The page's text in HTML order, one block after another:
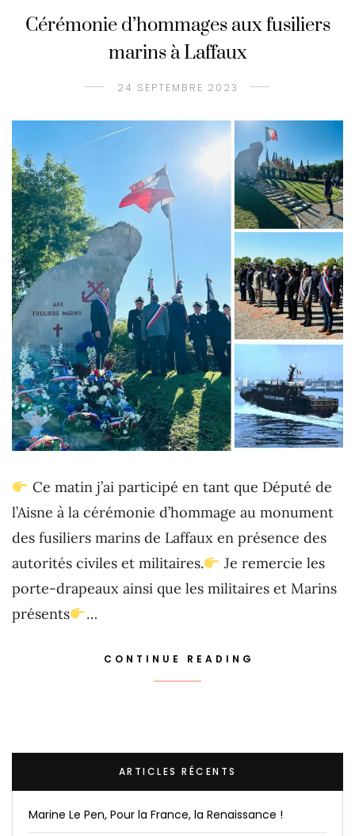
Cérémonie d’hommages aux fusiliers
marins à Laffaux
24 SEPTEMBRE 2023
Ce matin j’ai participé en tant que Député de
l’Aisne à la cérémonie d’hommage au monument
des fusiliers marins de Laffaux en présence des
autorités civiles et militaires.
Je remercie les
porte-drapeaux ainsi que les militaires et Marins
présents
…
CONTINUE READING
ARTICLES RÉCENTS
Marine Le Pen, Pour la France, la Renaissance !